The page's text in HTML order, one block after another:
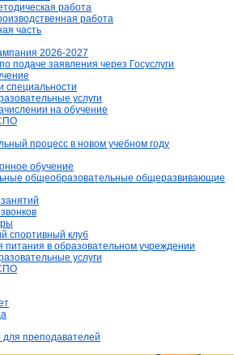
работа
работа
часть
2026-2027
подаче заявления через Госуслуги
специальности
услуги
на обучение
процесс в новом учебном году
обучение
общеобразовательные общеразвивающие
спортивный клуб
питания в образовательном учреждении
услуги
преподавателей